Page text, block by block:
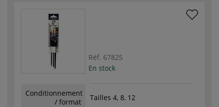
Réf. 67825
En stock
Conditionnement
/ format
Tailles 4, 8, 12